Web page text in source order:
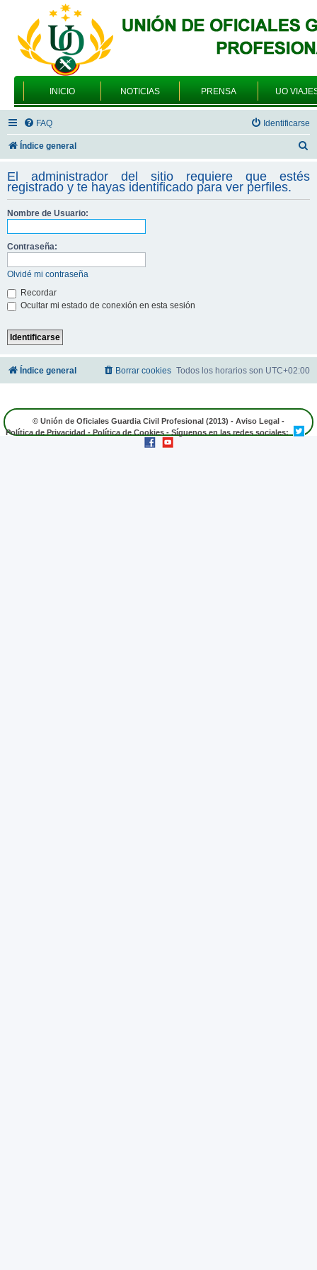
INICIO NOTICIAS PRENSA UO
FAQ Identificarse
Índice general
s
c
El administrador del sitio requiere que estés
registrado y te hayas identificado para ver perfiles.
Nombre de Usuario:
Contraseña:
Olvidé mi contraseña
Recordar
Ocultar mi estado de conexión en esta sesión
Índice general Todos los horarios son UTC+02:00
Borrar cookies
© Unión de Oficiales Guardia Civil Profesional (2013) - Aviso Legal -
Política de Privacidad - Política de Cookies - Síguenos en las redes sociales: